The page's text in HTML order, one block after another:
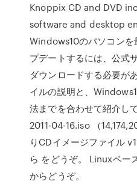
Knoppix CD and DVD
software and desktop
Windows10のパソコンを
プデートするには、公式
ダウンロードする必要が
イルの説明と、
法までを合わせて紹介し
2011-04-16.iso （
りCDイメージファイル
ら をどうぞ。 Linuxベー
からどうぞ。